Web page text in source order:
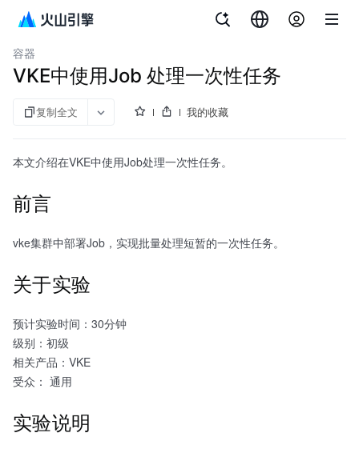
火山引擎入门实验
容器
VKE中使用Job 处理一次性任务
复制全文 我的收藏
本文介绍在VKE中使用Job处理一次性任务。
前言
vke集群中部署Job，实现批量处理短暂的一次性任务。
关于实验
预计实验时间：30分钟
级别：初级
相关产品：VKE
受众： 通用
实验说明